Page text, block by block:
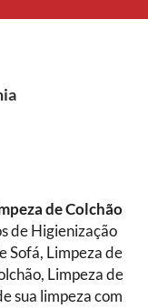
de Colchão
de Higienização
Sofá, Limpeza de
Limpeza de
sua limpeza com